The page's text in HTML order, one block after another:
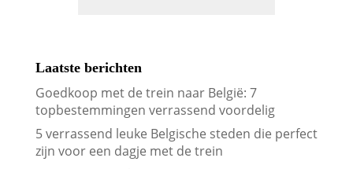
Laatste berichten
Goedkoop met de trein naar België: 7
topbestemmingen verrassend voordelig
5 verrassend leuke Belgische steden die perfect
zijn voor een dagje met de trein